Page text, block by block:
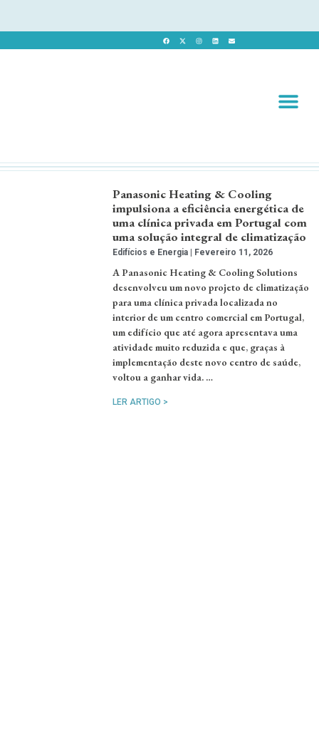
Panasonic Heating & Cooling
impulsiona a eficiência energética de
uma clínica privada em Portugal com
uma solução integral de climatização
Edifícios e Energia Fevereiro 11, 2026
A Panasonic Heating & Cooling Solutions
desenvolveu um novo projeto de climatização
para uma clínica privada localizada no
interior de um centro comercial em Portugal,
um edifício que até agora apresentava uma
atividade muito reduzida e que, graças à
implementação deste novo centro de saúde,
voltou a ganhar vida. …
LER ARTIGO >